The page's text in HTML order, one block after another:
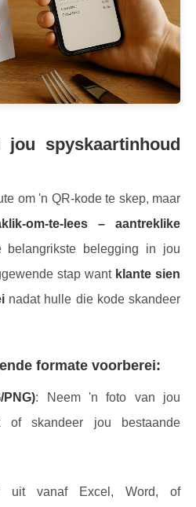
spyskaartinhoud
om 'n QR-kode te skep, maar
om-te-lees – aantreklike
belegging in jou
stap want klante sien
nadat hulle die kode skandeer
formate voorberei:
: Neem 'n foto van jou
of skandeer jou bestaande
uit vanaf Excel, Word, of